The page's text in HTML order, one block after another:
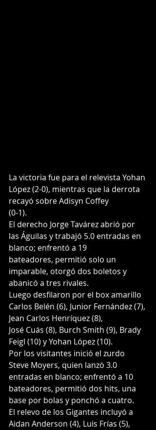
La victoria fue para el relevista Yohan
López (2-0), mientras que la derrota
recayó sobre Adisyn Coffey
(0-1).
El derecho Jorge Tavárez abrió por
las Águilas y trabajó 5.0 entradas en
blanco; enfrentó a 19
bateadores, permitió solo un
imparable, otorgó dos boletos y
abanicó a tres rivales.
Luego desfilaron por el box amarillo
Carlos Belén (6), Junior Fernández (7),
Jean Carlos Henríquez (8),
José Cuás (8), Burch Smith (9), Brady
Feigl (10) y Yohan López (10).
Por los visitantes inició el zurdo
Steve Moyers, quien lanzó 3.0
entradas en blanco; enfrentó a 10
bateadores, permitió dos hits, una
base por bolas y ponchó a cuatro.
El relevo de los Gigantes incluyó a
Aidan Anderson (4), Luis Frías (5),